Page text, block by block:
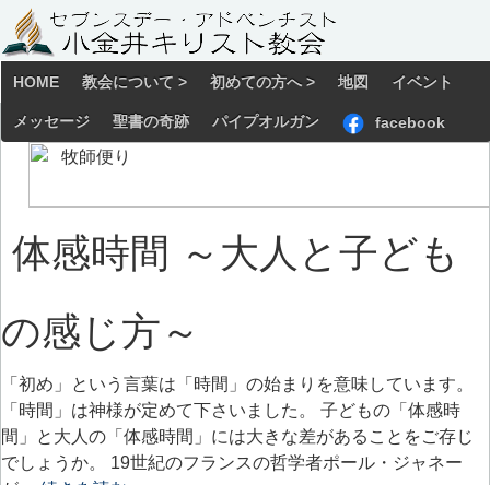
HOME 教会について > 初めての方へ > 地図 イベント
メッセージ 聖書の奇跡 パイプオルガン facebook
体感時間 ～大人と子ども
の感じ方～
「初め」という言葉は「時間」の始まりを意味しています。
「時間」は神様が定めて下さいました。 子どもの「体感時
間」と大人の「体感時間」には大きな差があることをご存じ
でしょうか。 19世紀のフランスの哲学者ポール・ジャネー